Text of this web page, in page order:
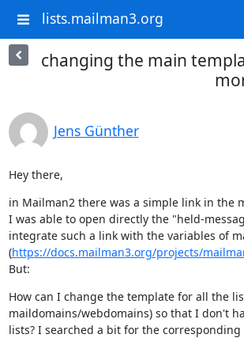
lists.mailman3.org
changing the main
Jens Günther
Hey there,
in Mailman2 there was a simple link in the
I was able to open directly the "held-
integrate such a link with the variables of
(https://docs.mailman3.org/projects/
But:
How can I change the template for all the
maildomains/webdomains) so that I don't
lists? I searched a bit for the